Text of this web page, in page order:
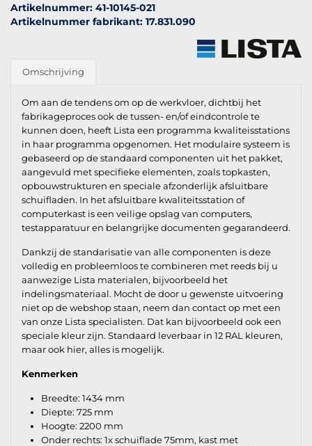
Artikelnummer: 41-10145-021
Artikelnummer fabrikant: 17.831.090
Omschrijving
Om aan de tendens om op de werkvloer, dichtbij het
fabrikageproces ook de tussen- en/of eindcontrole te
kunnen doen, heeft Lista een programma kwaliteisstations
in haar programma opgenomen. Het modulaire systeem is
gebaseerd op de standaard componenten uit het pakket,
aangevuld met specifieke elementen, zoals topkasten,
opbouwstrukturen en speciale afzonderlijk afsluitbare
schuifladen. In het afsluitbare kwaliteitsstation of
computerkast is een veilige opslag van computers,
testapparatuur en belangrijke documenten gegarandeerd.
Dankzij de standarisatie van alle componenten is deze
volledig en probleemloos te combineren met reeds bij u
aanwezige Lista materialen, bijvoorbeeld het
indelingsmateriaal. Mocht de door u gewenste uitvoering
niet op de webshop staan, neem dan contact op met een
van onze Lista specialisten. Dat kan bijvoorbeeld ook een
speciale kleur zijn. Standaard leverbaar in 12 RAL kleuren,
maar ook hier, alles is mogelijk.
Kenmerken
Breedte: 1434 mm
Diepte: 725 mm
Hoogte: 2200 mm
Onder rechts: 1x schuiflade 75mm, kast met